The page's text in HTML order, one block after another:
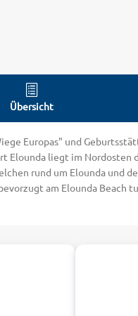
Übersicht
Europas" und
Elounda liegt im
rund um Elounda und
am Elounda Beach
kleinen Tavernen und
perfekt ist
liegt die kleine
verbunden und fasziniert